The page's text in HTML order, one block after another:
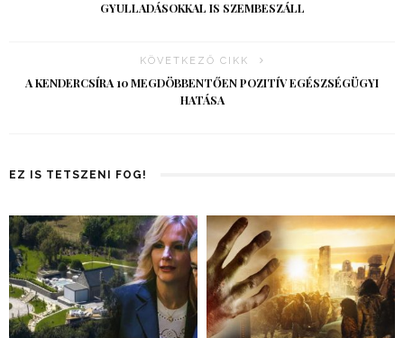
GYULLADÁSOKKAL IS SZEMBESZÁLL
KÖVETKEZŐ CIKK
A KENDERCSÍRA 10 MEGDÖBBENTŐEN POZITÍV EGÉSZSÉGÜGYI
HATÁSA
EZ IS TETSZENI FOG!